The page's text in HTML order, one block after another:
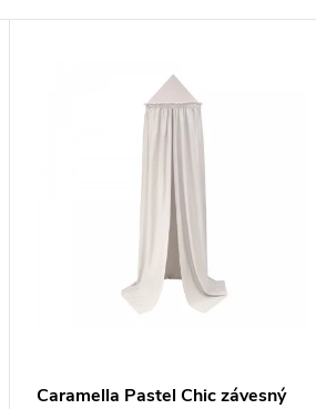
Caramella Pastel Chic závesný